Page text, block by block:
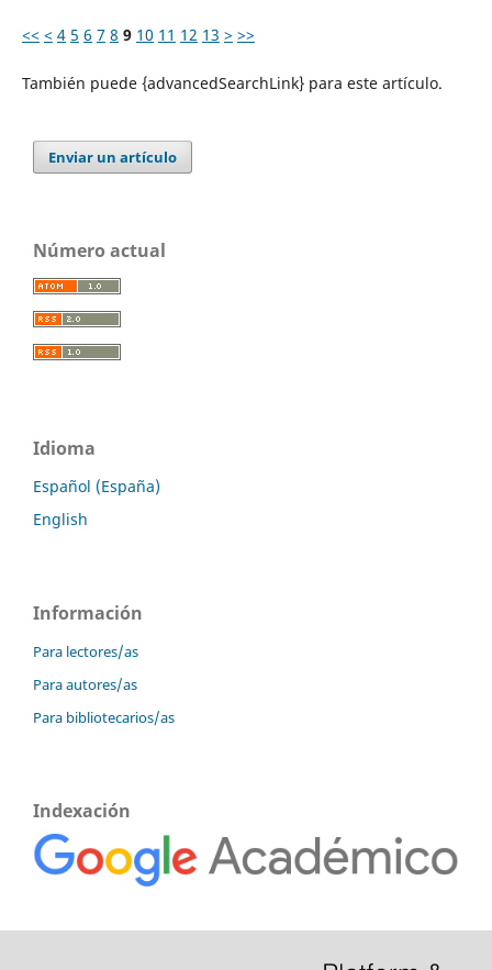
<< < 4 5 6 7 8 9 10 11 12 13 > >>
También puede {advancedSearchLink} para este artículo.
Enviar un artículo
Número actual
Idioma
Español (España)
English
Información
Para lectores/as
Para autores/as
Para bibliotecarios/as
Indexación